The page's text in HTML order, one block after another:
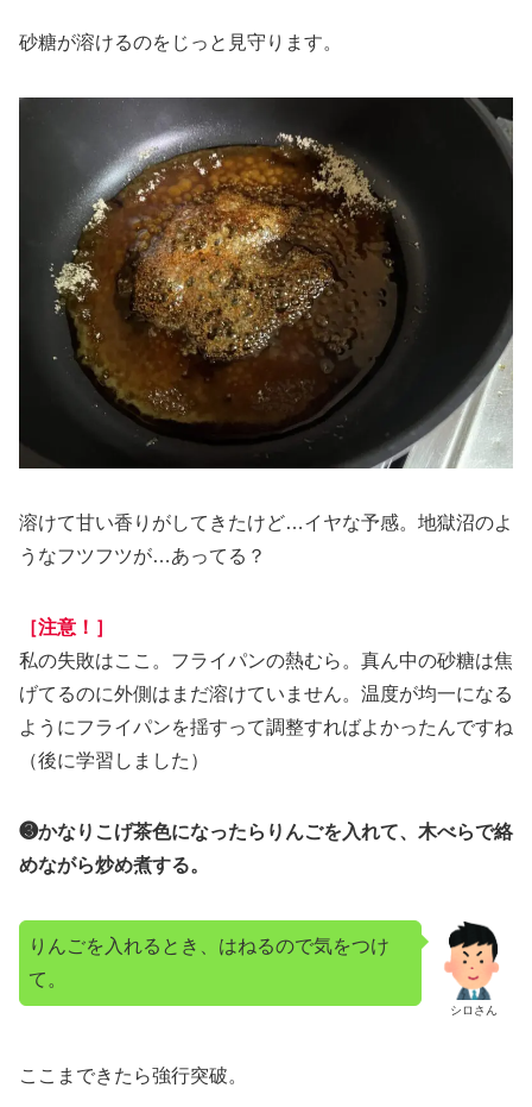
砂糖が溶けるのをじっと見守ります。
溶けて甘い香りがしてきたけど…イヤな予感。地獄沼のよ
うなフツフツが…あってる？
［注意！］
私の失敗はここ。フライパンの熱むら。真ん中の砂糖は焦
げてるのに外側はまだ溶けていません。温度が均一になる
ようにフライパンを揺すって調整すればよかったんですね
（後に学習しました）
❸かなりこげ茶色になったらりんごを入れて、木べらで絡
めながら炒め煮する。
シロさん
りんごを入れるとき、はねるので気をつけ
て。
ここまできたら強行突破。